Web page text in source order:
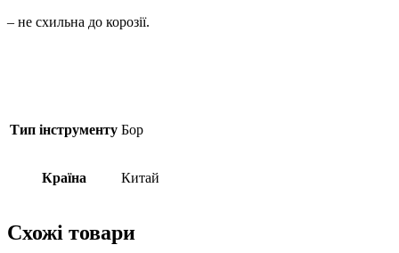
– не схильна до корозії.
Тип інструменту Бор
Країна Китай
Схожі товари